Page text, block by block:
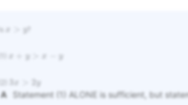
ls x y
x y x y
3x 2y
A
Statement (1) ALONE is sufficient, but